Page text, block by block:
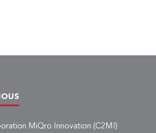
MiQro Innovation (C2MI)